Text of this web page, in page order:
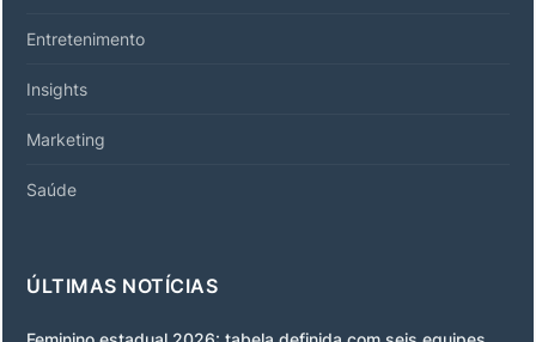
Entretenimento
Insights
Marketing
Saúde
ÚLTIMAS NOTÍCIAS